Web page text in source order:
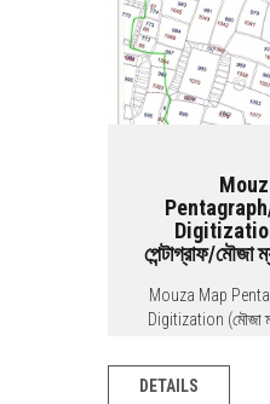
পেন্টাগ্রাফ/মৌজা
Mouza Map
Digitization (মৌজা
DETAILS